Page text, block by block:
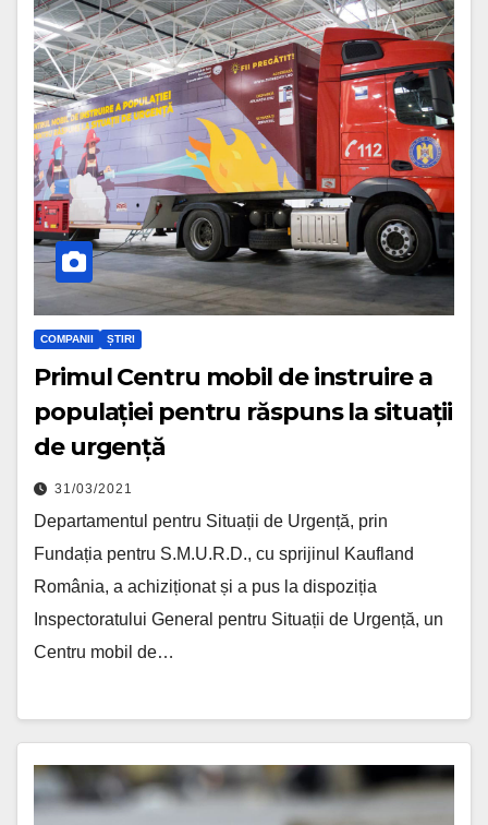
COMPANII ȘTIRI
Primul Centru mobil de instruire a
populației pentru răspuns la situații
de urgență
31/03/2021
Departamentul pentru Situații de Urgență, prin
Fundația pentru S.M.U.R.D., cu sprijinul Kaufland
România, a achiziționat și a pus la dispoziția
Inspectoratului General pentru Situații de Urgență, un
Centru mobil de…